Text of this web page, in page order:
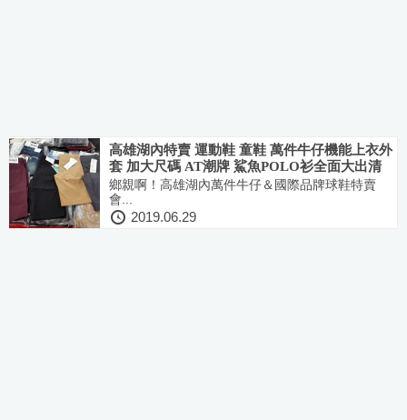
高雄湖內特賣 運動鞋 童鞋 萬件牛仔機能上衣外
套 加大尺碼 AT潮牌 鯊魚POLO衫全面大出清
鄉親啊！高雄湖內萬件牛仔＆國際品牌球鞋特賣
會...
2019.06.29